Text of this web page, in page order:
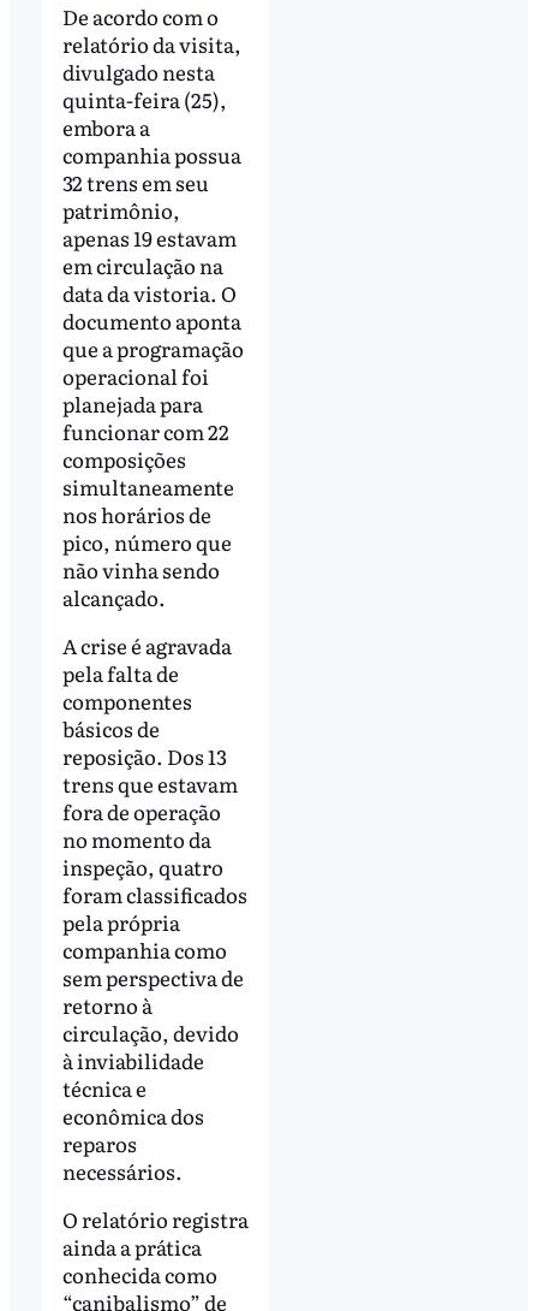
De acordo com o
relatório da visita,
divulgado nesta
quinta-feira (25),
embora a
companhia possua
32 trens em seu
patrimônio,
apenas 19 estavam
em circulação na
data da vistoria. O
documento aponta
que a programação
operacional foi
planejada para
funcionar com 22
composições
simultaneamente
nos horários de
pico, número que
não vinha sendo
alcançado.
A crise é agravada
pela falta de
componentes
básicos de
reposição. Dos 13
trens que estavam
fora de operação
no momento da
inspeção, quatro
foram classificados
pela própria
companhia como
sem perspectiva de
retorno à
circulação, devido
à inviabilidade
técnica e
econômica dos
reparos
necessários.
O relatório registra
ainda a prática
conhecida como
“canibalismo” de